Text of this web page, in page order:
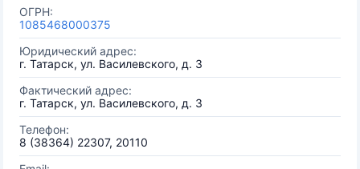
ОГРН:
1085468000375
Юридический адрес:
г. Татарск, ул. Василевского, д. 3
Фактический адрес:
г. Татарск, ул. Василевского, д. 3
Телефон:
8 (38364) 22307, 20110